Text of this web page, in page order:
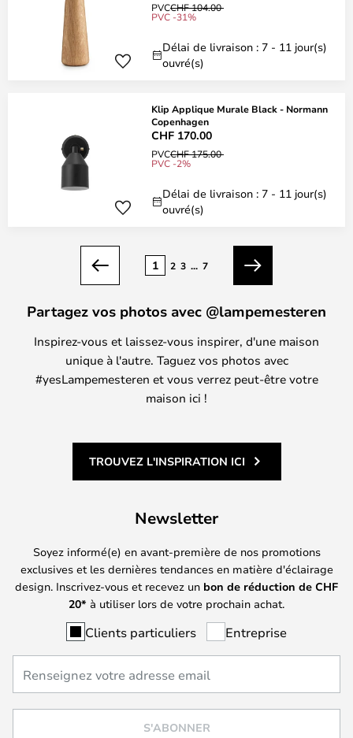
PVCCHF 104.00
PVC -31%
Délai de livraison : 7 - 11 jour(s)
ouvré(s)
Klip Applique Murale Black - Normann
Copenhagen
CHF 170.00
PVCCHF 175.00
PVC -2%
Délai de livraison : 7 - 11 jour(s)
ouvré(s)
Précédent
1 2 3 ... 7
Suivant
Partagez vos photos avec @lampemesteren
Inspirez-vous et laissez-vous inspirer, d'une maison
unique à l'autre. Taguez vos photos avec
#yesLampemesteren et vous verrez peut-être votre
maison ici !
TROUVEZ L'INSPIRATION ICI
Newsletter
Soyez informé(e) en avant-première de nos promotions
exclusives et les dernières tendances en matière d'éclairage
design. Inscrivez-vous et recevez un bon de réduction de CHF
20* à utiliser lors de votre prochain achat.
Clients particuliers Entreprise
S'ABONNER